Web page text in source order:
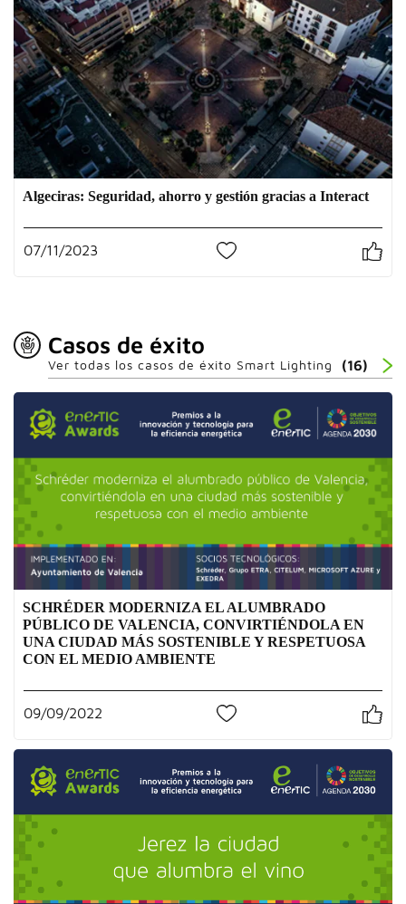
Algeciras: Seguridad, ahorro y gestión gracias a Interact
07/11/2023
Casos de éxito
Ver todas los casos de éxito Smart Lighting (16)
SCHRÉDER MODERNIZA EL ALUMBRADO
PÚBLICO DE VALENCIA, CONVIRTIÉNDOLA EN
UNA CIUDAD MÁS SOSTENIBLE Y RESPETUOSA
CON EL MEDIO AMBIENTE
09/09/2022